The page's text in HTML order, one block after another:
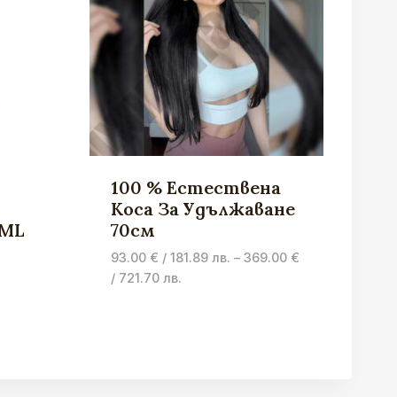
100 % Естествена
Коса За Удължаване
70см
93.00 € / 181.89 лв. – 369.00 €
/ 721.70 лв.